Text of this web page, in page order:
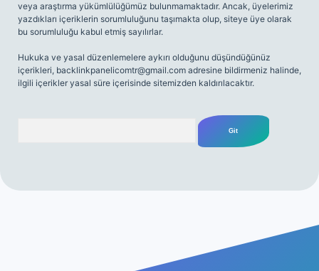
veya araştırma yükümlülüğümüz bulunmamaktadır. Ancak, üyelerimiz
yazdıkları içeriklerin sorumluluğunu taşımakta olup, siteye üye olarak
bu sorumluluğu kabul etmiş sayılırlar.
Hukuka ve yasal düzenlemelere aykırı olduğunu düşündüğünüz
içerikleri, backlinkpanelicomtr@gmail.com adresine bildirmeniz halinde,
ilgili içerikler yasal süre içerisinde sitemizden kaldırılacaktır.